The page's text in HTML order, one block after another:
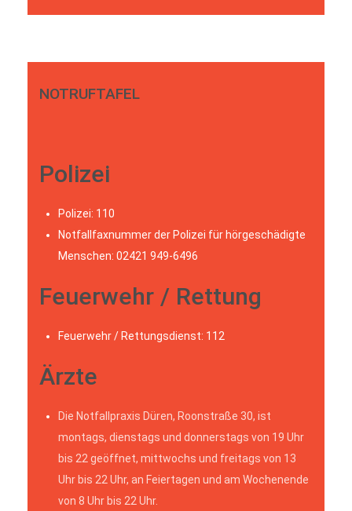
NOTRUFTAFEL
Polizei
Polizei: 110
Notfallfaxnummer der Polizei für hörgeschädigte
Menschen: 02421 949-6496
Feuerwehr / Rettung
Feuerwehr / Rettungsdienst: 112
Ärzte
Die Notfallpraxis Düren, Roonstraße 30, ist
montags, dienstags und donnerstags von 19 Uhr
bis 22 geöffnet, mittwochs und freitags von 13
Uhr bis 22 Uhr, an Feiertagen und am Wochenende
von 8 Uhr bis 22 Uhr.